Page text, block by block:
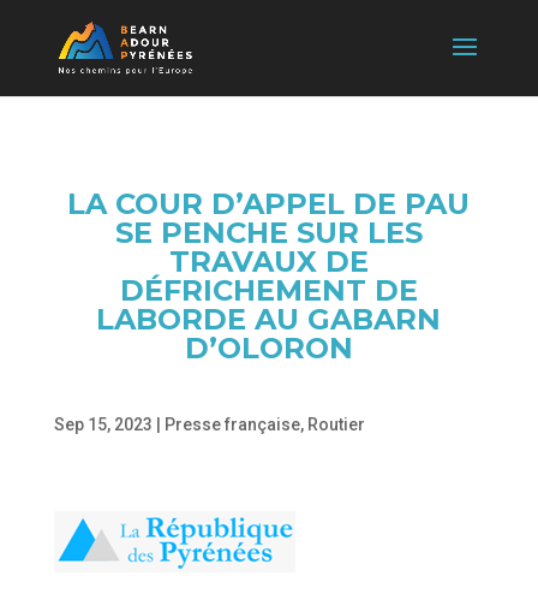
LA COUR D’APPEL DE PAU
SE PENCHE SUR LES
TRAVAUX DE
DÉFRICHEMENT DE
LABORDE AU GABARN
D’OLORON
Sep 15, 2023 Presse française, Routier